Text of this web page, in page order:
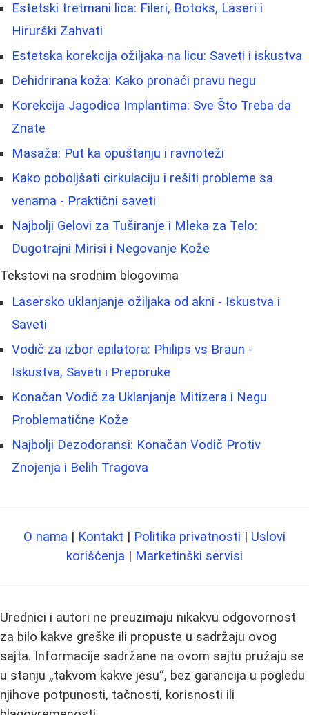
Estetski tretmani lica: Fileri, Botoks, Laseri i
Hirurški Zahvati
Estetska korekcija ožiljaka na licu: Saveti i iskustva
Dehidrirana koža: Kako pronaći pravu negu
Korekcija Jagodica Implantima: Sve Što Treba da
Znate
Masaža: Put ka opuštanju i ravnoteži
Kako poboljšati cirkulaciju i rešiti probleme sa
venama - Praktični saveti
Najbolji Gelovi za Tuširanje i Mleka za Telo:
Dugotrajni Mirisi i Negovanje Kože
Tekstovi na srodnim blogovima
Lasersko uklanjanje ožiljaka od akni - Iskustva i
Saveti
Vodič za izbor epilatora: Philips vs Braun -
Iskustva, Saveti i Preporuke
Konačan Vodič za Uklanjanje Mitizera i Negu
Problematične Kože
Najbolji Dezodoransi: Konačan Vodič Protiv
Znojenja i Belih Tragova
O nama | Kontakt | Politika privatnosti | Uslovi
korišćenja | Marketinški servisi
Urednici i autori ne preuzimaju nikakvu odgovornost
za bilo kakve greške ili propuste u sadržaju ovog
sajta. Informacije sadržane na ovom sajtu pružaju se
u stanju „takvom kakve jesu“, bez garancija u pogledu
njihove potpunosti, tačnosti, korisnosti ili